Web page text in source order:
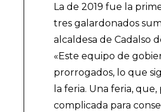
La de 2019 fue la
tres galardonados
alcaldesa de Cadalso
«Este equipo de
prorrogados, lo que
la feria. Una feria,
complicada para